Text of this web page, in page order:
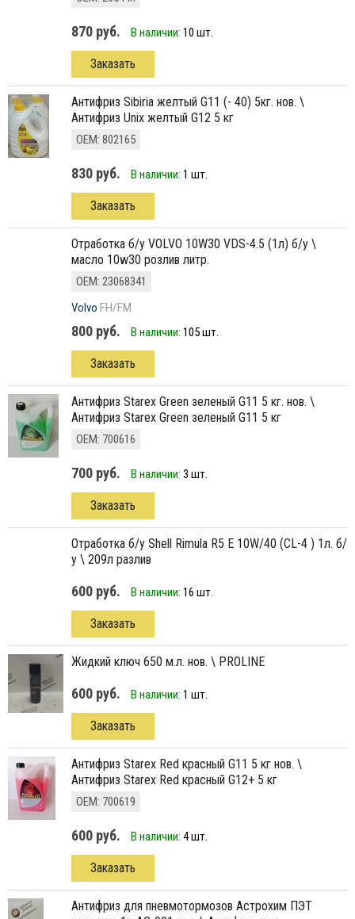
870 руб. В наличии: 10 шт.
Заказать
антифриз Sibiria желтый G11 (- 40) 5кг. нов. \
Антифриз Unix желтый G12 5 кг
ОЕМ: 802165
830 руб. В наличии: 1 шт.
Заказать
отработка б/у VOLVO 10W30 VDS-4.5 (1л) б/у \
масло 10w30 розлив литр.
ОЕМ: 23068341
Volvo FH/FM
800 руб. В наличии: 105 шт.
Заказать
антифриз Starex Green зеленый G11 5 кг. нов. \
Антифриз Starex Green зеленый G11 5 кг
ОЕМ: 700616
700 руб. В наличии: 3 шт.
Заказать
отработка б/у Shell Rimula R5 E 10W/40 (CL-4 ) 1л. б/
у \ 209л разлив
600 руб. В наличии: 16 шт.
Заказать
жидкий ключ 650 м.л. нов. \ PROLINE
600 руб. В наличии: 1 шт.
Заказать
антифриз Starex Red красный G11 5 кг нов. \
Антифриз Starex Red красный G12+ 5 кг
ОЕМ: 700619
600 руб. В наличии: 4 шт.
Заказать
антифриз для пневмотормозов Астрохим ПЭТ